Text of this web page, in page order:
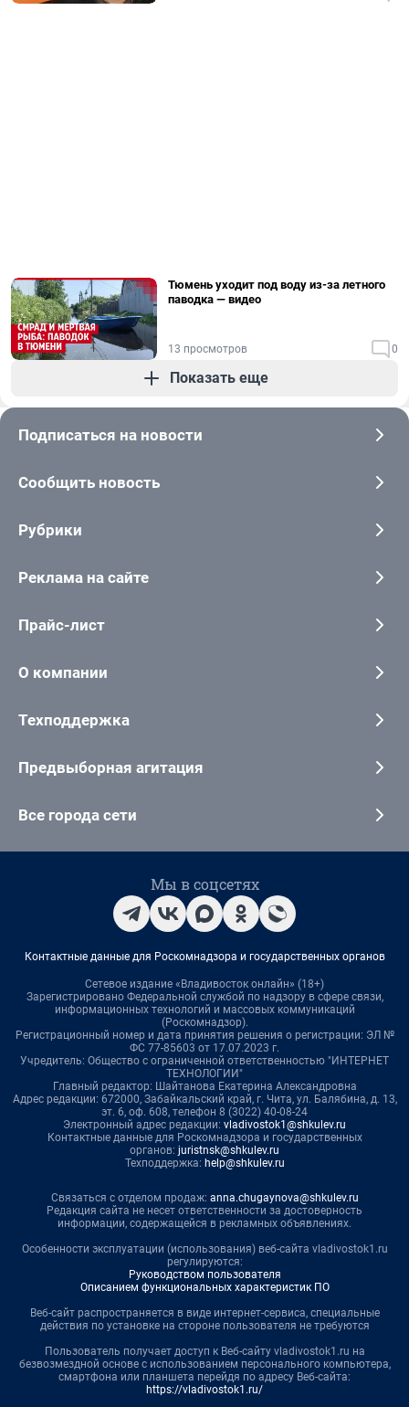
Тюмень уходит под воду из-за летного
паводка — видео
13 просмотров 0
Показать еще
Подписаться на новости
Сообщить новость
Рубрики
Реклама на сайте
Прайс-лист
О компании
Техподдержка
Предвыборная агитация
Все города сети
Мы в соцсетях
Контактные данные для Роскомнадзора и государственных органов
Сетевое издание «Владивосток онлайн» (18+)
Зарегистрировано Федеральной службой по надзору в сфере связи,
информационных технологий и массовых коммуникаций
(Роскомнадзор).
Регистрационный номер и дата принятия решения о регистрации: ЭЛ №
ФС 77-85603 от 17.07.2023 г.
Учредитель: Общество с ограниченной ответственностью "ИНТЕРНЕТ
ТЕХНОЛОГИИ"
Главный редактор: Шайтанова Екатерина Александровна
Адрес редакции: 672000, Забайкальский край, г. Чита, ул. Балябина, д. 13,
эт. 6, оф. 608, телефон 8 (3022) 40-08-24
Электронный адрес редакции: vladivostok1@shkulev.ru
Контактные данные для Роскомнадзора и государственных
органов: juristnsk@shkulev.ru
Техподдержка: help@shkulev.ru
Связаться с отделом продаж: anna.chugaynova@shkulev.ru
Редакция сайта не несет ответственности за достоверность
информации, содержащейся в рекламных объявлениях.
Особенности эксплуатации (использования) веб-сайта vladivostok1.ru
регулируются:
Руководством пользователя
Описанием функциональных характеристик ПО
Веб-сайт распространяется в виде интернет-сервиса, специальные
действия по установке на стороне пользователя не требуются
Пользователь получает доступ к Веб-сайту vladivostok1.ru на
безвозмездной основе с использованием персонального компьютера,
смартфона или планшета перейдя по адресу Веб-сайта:
https://vladivostok1.ru/